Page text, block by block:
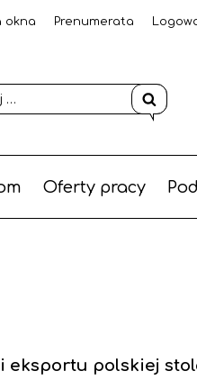
okna Prenumerata
Oferty pracy
eksportu polskiej